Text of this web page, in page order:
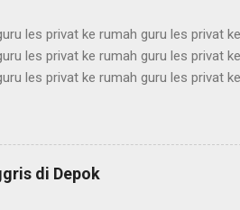
les privat ke rumah guru les privat
les privat ke rumah guru les privat
les privat ke rumah guru les privat
les privat ke rumah guru les privat
les privat ke rumah guru les privat
les privat ke rumah guru les privat
les privat ke rumah guru les privat ke
di Depok